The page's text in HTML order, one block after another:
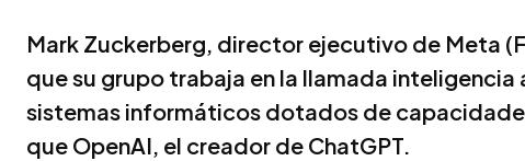
Mark Zuckerberg, director ejecutivo de Meta
que su grupo trabaja en la llamada
sistemas informáticos dotados de
que OpenAI, el creador de ChatGPT.